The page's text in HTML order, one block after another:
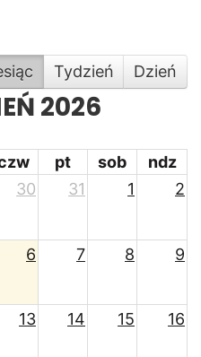
Tydzień Dzień
2026
pt sob
ndz
30 31 1 2
6 7 8 9
13 14 15 16